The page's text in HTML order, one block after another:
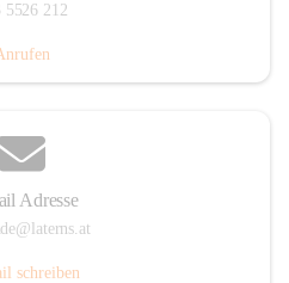
5526 212
Adresse
schreiben